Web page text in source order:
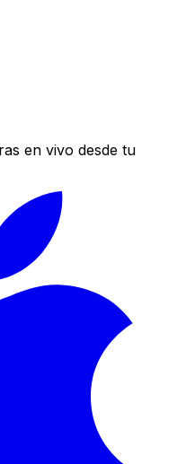
en vivo desde tu